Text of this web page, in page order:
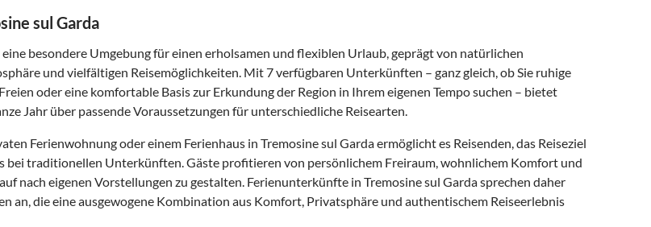
sul Garda
besondere Umgebung für einen erholsamen und flexiblen Urlaub, geprägt von natürlichen
und vielfältigen Reisemöglichkeiten. Mit 7 verfügbaren Unterkünften – ganz gleich, ob Sie ruhige
oder eine komfortable Basis zur Erkundung der Region in Ihrem eigenen Tempo suchen – bietet
Jahr über passende Voraussetzungen für unterschiedliche Reisearten.
Ferienwohnung oder einem Ferienhaus in Tremosine sul Garda ermöglicht es Reisenden, das Reiseziel
bei traditionellen Unterkünften. Gäste profitieren von persönlichem Freiraum, wohnlichem Komfort und
nach eigenen Vorstellungen zu gestalten. Ferienunterkünfte in Tremosine sul Garda sprechen daher
an, die eine ausgewogene Kombination aus Komfort, Privatsphäre und authentischem Reiseerlebnis